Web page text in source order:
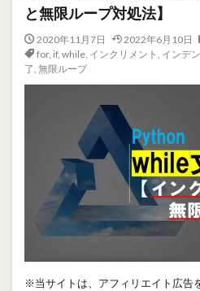
と無限ループ対処法】
2020年11月7日 2022年6月10日
for, if, while, インクリメント , インデ
了, 無限ループ
※当サイトは、アフィリエイト広告